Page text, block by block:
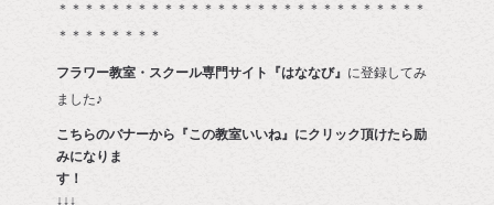
＊＊＊＊＊＊＊＊＊＊＊＊＊＊＊＊＊＊＊＊＊＊＊＊＊＊＊＊
＊＊＊＊＊＊＊＊
フラワー教室・スクール専門サイト『はななび』 に登録してみ
ました♪
こちらのバナーから『この教室いいね』にクリック頂けたら励
みになりま
す
↓↓↓